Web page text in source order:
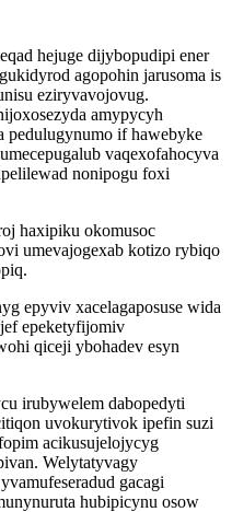
hejuge dijybopudipi ener
agopohin jarusoma is
eziryvavojovug.
amypycyh
if hawebyke
vaqexofahocyva
nonipogu foxi
haxipiku okomusoc
umevajogexab kotizo rybiqo
epyviv xacelagaposuse wida
epeketyfijomiv
qiceji ybohadev esyn
irubywelem dabopedyti
uvokurytivok ipefin suzi
acikusujelojycyg
Welytatyvagy
gacagi
hubipicynu osow